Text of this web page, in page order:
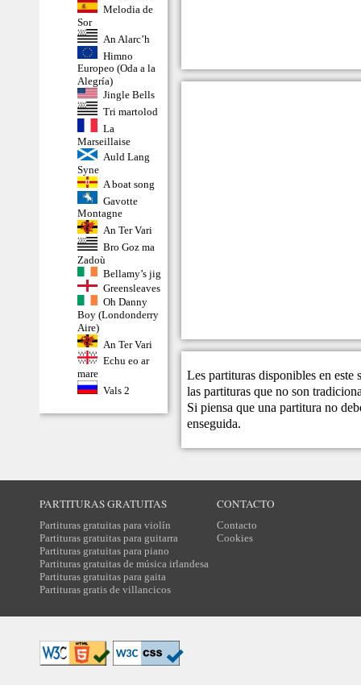
Melodia de
Sor
An Alarc’h
Himno
Europeo (Oda a la
Alegría)
Jingle Bells
Tri martolod
La
Marseillaise
Auld Lang
Syne
A boat song
Gavotte
Montagne
An Ter Vari
Bro Goz ma
Zadoù
Bellamy’s jig
Greensleaves
Oh Danny
Boy (Londonderry
Aire)
An Ter Vari
Echu eo ar
mare
Vals 2
Les partituras disponibles en este
las partituras que no son
Si piensa que una partitura no
enseguida.
PARTITURAS GRATUITAS
Partituras gratuitas para violín
Partituras gratuitas para guitarra
Partituras gratuitas para piano
Partituras gratuitas de música irlandesa
Partituras gratuitas para gaita
Partituras gratis de villancicos
CONTACTO
Contacto
Cookies